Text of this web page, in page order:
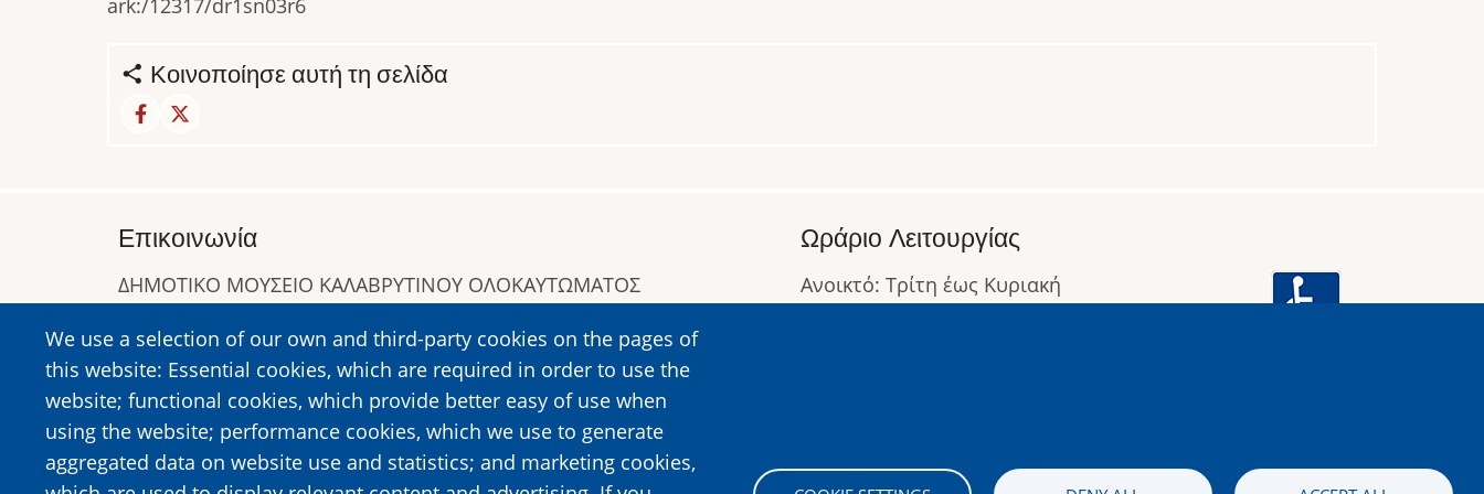
Κοινοποίησε αυτή τη σελίδα
We use a selection of our own and third-party cookies on the pages of
this website: Essential cookies, which are required in order to use the
website; functional cookies, which provide better easy of use when
using the website; performance cookies, which we use to generate
aggregated data on website use and statistics; and marketing cookies,
Επικοινωνία
ΔΗΜΟΤΙΚΟ ΜΟΥΣΕΙΟ ΚΑΛΑΒΡΥΤΙΝΟΥ ΟΛΟΚΑΥΤΩΜΑΤΟΣ
Τηλ:2692023646, 2692360220
https://www.dmko.gr || info@dmko.gr
Ωράριο Λειτουργίας
Ανοικτό: Τρίτη έως Κυριακή
Image Image Image Image